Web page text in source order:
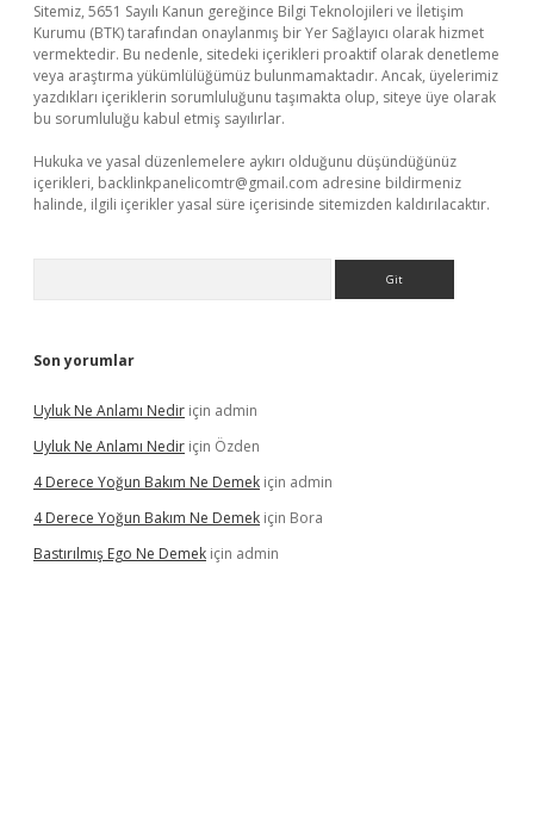
Sitemiz, 5651 Sayılı Kanun gereğince Bilgi Teknolojileri ve İletişim
Kurumu (BTK) tarafından onaylanmış bir Yer Sağlayıcı olarak hizmet
vermektedir. Bu nedenle, sitedeki içerikleri proaktif olarak denetleme
veya araştırma yükümlülüğümüz bulunmamaktadır. Ancak, üyelerimiz
yazdıkları içeriklerin sorumluluğunu taşımakta olup, siteye üye olarak
bu sorumluluğu kabul etmiş sayılırlar.
Hukuka ve yasal düzenlemelere aykırı olduğunu düşündüğünüz
içerikleri, backlinkpanelicomtr@gmail.com adresine bildirmeniz
halinde, ilgili içerikler yasal süre içerisinde sitemizden kaldırılacaktır.
Son yorumlar
Uyluk Ne Anlamı Nedir için admin
Uyluk Ne Anlamı Nedir için Özden
4 Derece Yoğun Bakım Ne Demek için admin
4 Derece Yoğun Bakım Ne Demek için Bora
Bastırılmış Ego Ne Demek için admin